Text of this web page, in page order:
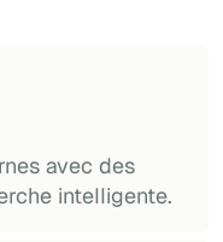
avec des
intelligente.